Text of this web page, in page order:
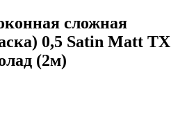
сложная
0,5 Satin Matt TX
(2м)